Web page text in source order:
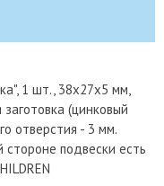
1 шт., 38х27х5 мм,
(цинковый
отверстия - 3 мм.
подвески есть